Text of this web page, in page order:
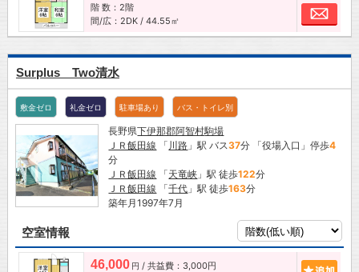
階 数：2階
間/広：2DK / 44.55㎡
お
Surplus Two清水
敷金ゼロ 礼金ゼロ 駐車場あり バス・トイレ別
長野県下伊那郡阿智村駒場
ＪＲ飯田線 「 川路 」駅 バス37分 「役場入口」停歩4
分
ＪＲ飯田線 「天竜峡 」駅 徒歩122分
ＪＲ飯田線 「千代 」駅 徒歩163分
築年月1997年7月
空室情報
46,000 円 / 共益費：3,000円